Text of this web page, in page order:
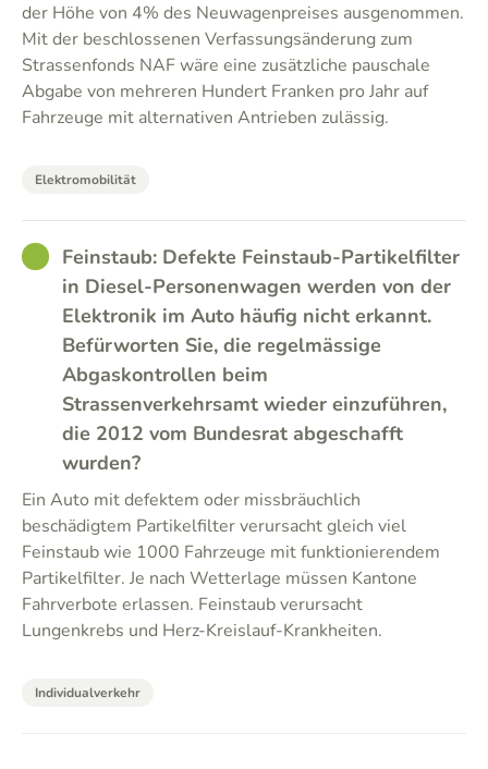
der Höhe von 4% des Neuwagenpreises ausgenommen.
Mit der beschlossenen Verfassungsänderung zum
Strassenfonds NAF wäre eine zusätzliche pauschale
Abgabe von mehreren Hundert Franken pro Jahr auf
Fahrzeuge mit alternativen Antrieben zulässig.
Elektromobilität
GOODFeinstaub: Defekte Feinstaub-Partikelfilter
in Diesel-Personenwagen werden von der
Elektronik im Auto häufig nicht erkannt.
Befürworten Sie, die regelmässige
Abgaskontrollen beim
Strassenverkehrsamt wieder einzuführen,
die 2012 vom Bundesrat abgeschafft
wurden?
Ein Auto mit defektem oder missbräuchlich
beschädigtem Partikelfilter verursacht gleich viel
Feinstaub wie 1000 Fahrzeuge mit funktionierendem
Partikelfilter. Je nach Wetterlage müssen Kantone
Fahrverbote erlassen. Feinstaub verursacht
Lungenkrebs und Herz-Kreislauf-Krankheiten.
Individualverkehr